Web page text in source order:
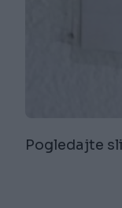
Pogledajte